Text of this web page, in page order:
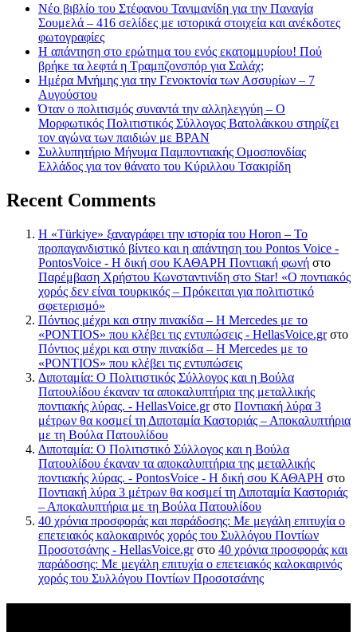
Νέο βιβλίο του Στέφανου Τανιμανίδη για την Παναγία
Σουμελά – 416 σελίδες με ιστορικά στοιχεία και ανέκδοτες
φωτογραφίες
Η απάντηση στο ερώτημα του ενός εκατομμυρίου! Πού
βρήκε τα λεφτά η Τραμπζονσπόρ για Σαλάχ;
Ημέρα Μνήμης για την Γενοκτονία των Ασσυρίων – 7
Αυγούστου
Όταν ο πολιτισμός συναντά την αλληλεγγύη – Ο
Μορφωτικός Πολιτιστικός Σύλλογος Βατολάκκου στηρίζει
τον αγώνα των παιδιών με BPAN
Συλλυπητήριο Μήνυμα Παμποντιακής Ομοσπονδίας
Ελλάδος για τον θάνατο του Κύριλλου Τσακιρίδη
Recent Comments
Η «Türkiye» ξαναγράφει την ιστορία του Horon – Το
προπαγανδιστικό βίντεο και η απάντηση του Pontos Voice -
PontosVoice - H δική σου ΚΑΘΑΡΗ Ποντιακή φωνή στο
Παρέμβαση Χρήστου Κωνσταντινίδη στο Star! «Ο ποντιακός
χορός δεν είναι τουρκικός – Πρόκειται για πολιτιστικό
σφετερισμό»
Πόντιος μέχρι και στην πινακίδα – Η Mercedes με το
«PONTIOS» που κλέβει τις εντυπώσεις - HellasVoice.grστο
Πόντιος μέχρι και στην πινακίδα – Η Mercedes με το
«PONTIOS» που κλέβει τις εντυπώσεις
Διποταμία: Ο Πολιτιστικός Σύλλογος και η Βούλα
Πατουλίδου έκαναν τα αποκαλυπτήρια της μεταλλικής
ποντιακής λύρας. - HellasVoice.grστο Ποντιακή λύρα 3
μέτρων θα κοσμεί τη Διποταμία Καστοριάς – Αποκαλυπτήρια
με τη Βούλα Πατουλίδου
Διποταμία: Ο Πολιτιστικό Σύλλογος και η Βούλα
Πατουλίδου έκαναν τα αποκαλυπτήρια της μεταλλικής
ποντιακής λύρας. - PontosVoice - H δική σου ΚΑΘΑΡΗ στο
Ποντιακή λύρα 3 μέτρων θα κοσμεί τη Διποταμία Καστοριάς
– Αποκαλυπτήρια με τη Βούλα Πατουλίδου
40 χρόνια προσφοράς και παράδοσης: Με μεγάλη επιτυχία ο
επετειακός καλοκαιρινός χορός του Συλλόγου Ποντίων
Προσοτσάνης - HellasVoice.grστο 40 χρόνια προσφοράς και
παράδοσης: Με μεγάλη επιτυχία ο επετειακός καλοκαιρινός
χορός του Συλλόγου Ποντίων Προσοτσάνης